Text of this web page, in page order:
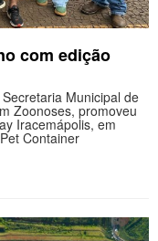
com edição
Municipal de
Zoonoses, promoveu
Iracemápolis, em
Container